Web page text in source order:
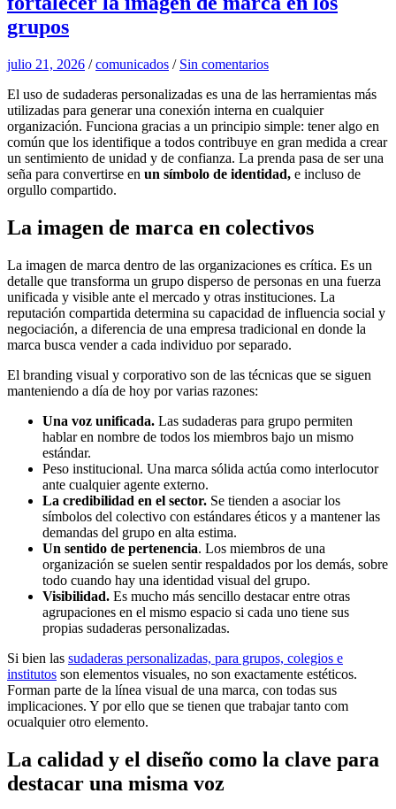
grupos
julio 21, 2026 /comunicados / Sin comentarios
El uso de sudaderas personalizadas es una de las herramientas más
utilizadas para generar una conexión interna en cualquier
organización. Funciona gracias a un principio simple: tener algo en
común que los identifique a todos contribuye en gran medida a crear
un sentimiento de unidad y de confianza. La prenda pasa de ser una
seña para convertirse en un símbolo de identidad, e incluso de
orgullo compartido.
La imagen de marca en colectivos
La imagen de marca dentro de las organizaciones es crítica. Es un
detalle que transforma un grupo disperso de personas en una fuerza
unificada y visible ante el mercado y otras instituciones. La
reputación compartida determina su capacidad de influencia social y
negociación, a diferencia de una empresa tradicional en donde la
marca busca vender a cada individuo por separado.
El branding visual y corporativo son de las técnicas que se siguen
manteniendo a día de hoy por varias razones:
Una voz unificada. Las sudaderas para grupo permiten
hablar en nombre de todos los miembros bajo un mismo
estándar.
Peso institucional. Una marca sólida actúa como interlocutor
ante cualquier agente externo.
La credibilidad en el sector. Se tienden a asociar los
símbolos del colectivo con estándares éticos y a mantener las
demandas del grupo en alta estima.
Un sentido de pertenencia. Los miembros de una
organización se suelen sentir respaldados por los demás, sobre
todo cuando hay una identidad visual del grupo.
Visibilidad. Es mucho más sencillo destacar entre otras
agrupaciones en el mismo espacio si cada uno tiene sus
propias sudaderas personalizadas.
Si bien las sudaderas personalizadas, para grupos, colegios e
institutos son elementos visuales, no son exactamente estéticos.
Forman parte de la línea visual de una marca, con todas sus
implicaciones. Y por ello que se tienen que trabajar tanto com
ocualquier otro elemento.
La calidad y el diseño como la clave para
destacar una misma voz